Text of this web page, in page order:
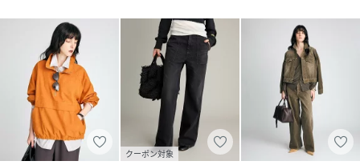
クーポン対象